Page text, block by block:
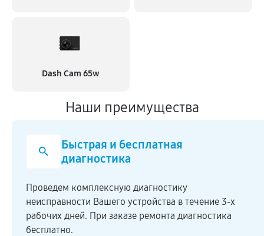
Dash Cam 65w
Наши преимущества
Быстрая и бесплатная
диагностика
Проведем комплексную диагностику
неисправности Вашего устройства в течение 3-х
рабочих дней. При заказе ремонта диагностика
бесплатно.